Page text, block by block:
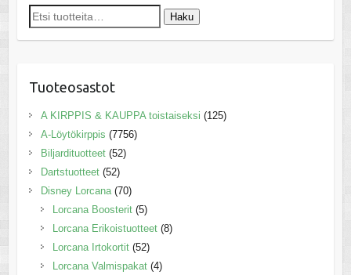
Etsi: Haku
Tuoteosastot
A KIRPPIS & KAUPPA toistaiseksi (125)
A-Löytökirppis (7756)
Biljardituotteet (52)
Dartstuotteet (52)
Disney Lorcana (70)
Lorcana Boosterit (5)
Lorcana Erikoistuotteet (8)
Lorcana Irtokortit (52)
Lorcana Valmispakat (4)